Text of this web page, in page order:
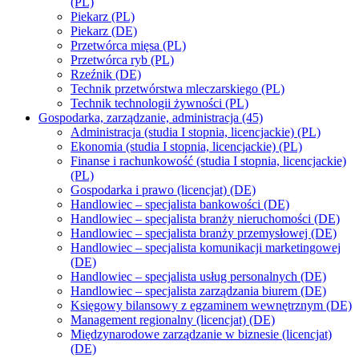
Piekarz (PL)
Piekarz (DE)
Przetwórca mięsa (PL)
Przetwórca ryb (PL)
Rzeźnik (DE)
Technik przetwórstwa mleczarskiego (PL)
Technik technologii żywności (PL)
Gospodarka, zarządzanie, administracja (45)
Administracja (studia I stopnia, licencjackie) (PL)
Ekonomia (studia I stopnia, licencjackie) (PL)
Finanse i rachunkowość (studia I stopnia, licencjackie)
(PL)
Gospodarka i prawo (licencjat) (DE)
Handlowiec – specjalista bankowości (DE)
Handlowiec – specjalista branży nieruchomości (DE)
Handlowiec – specjalista branży przemysłowej (DE)
Handlowiec – specjalista komunikacji marketingowej
(DE)
Handlowiec – specjalista usług personalnych (DE)
Handlowiec – specjalista zarządzania biurem (DE)
Księgowy bilansowy z egzaminem wewnętrznym (DE)
Management regionalny (licencjat) (DE)
Międzynarodowe zarządzanie w biznesie (licencjat)
(DE)